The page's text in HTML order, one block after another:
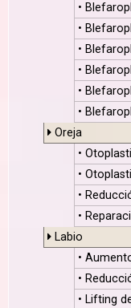
•
•
•
•
•
•
Oreja
•
•
•
•
Labio
•
•
• Lifting